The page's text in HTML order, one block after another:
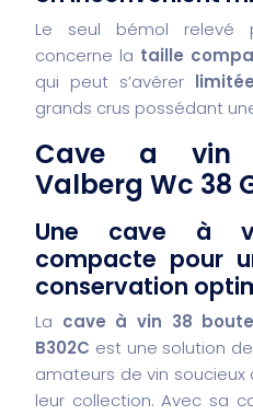
Le seul bémol relevé
concerne la taille
qui peut s’avérer limitée
grands crus possédant
Cave a vin
Valberg Wc 38
Une cave à
compacte pour
conservation
La cave à vin 38
B302C est une solution
amateurs de vin
leur collection. Avec sa